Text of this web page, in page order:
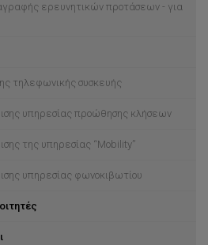
ερευνητικών προτάσεων - για
τηλεφωνικής συσκευής
υπηρεσίας προώθησης κλήσεων
της υπηρεσίας “Mobility”
υπηρεσίας φωνοκιβωτίου